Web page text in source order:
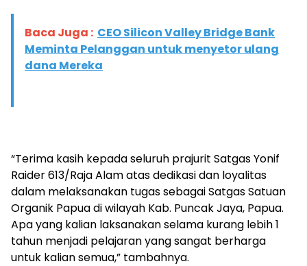
Baca Juga : CEO Silicon Valley Bridge Bank
Meminta Pelanggan untuk menyetor ulang
dana Mereka
“Terima kasih kepada seluruh prajurit Satgas Yonif
Raider 613/Raja Alam atas dedikasi dan loyalitas
dalam melaksanakan tugas sebagai Satgas Satuan
Organik Papua di wilayah Kab. Puncak Jaya, Papua.
Apa yang kalian laksanakan selama kurang lebih 1
tahun menjadi pelajaran yang sangat berharga
untuk kalian semua,” tambahnya.